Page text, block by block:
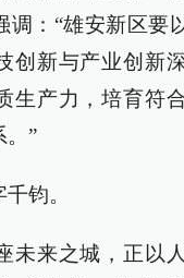
调：“雄安新区要
创新与产业创新
生产力，培育符
。”
钧。
未来之城，正以